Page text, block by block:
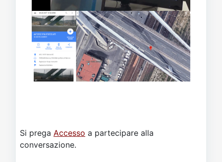
Si prega Accesso a partecipare alla
conversazione.